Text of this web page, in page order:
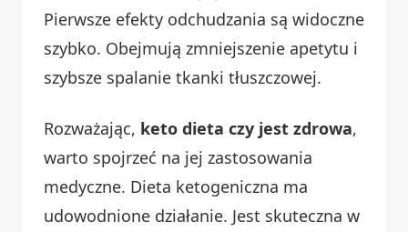
Pierwsze efekty odchudzania są widoczne
szybko. Obejmują zmniejszenie apetytu i
szybsze spalanie tkanki tłuszczowej.
Rozważając, keto dieta czy jest zdrowa,
warto spojrzeć na jej zastosowania
medyczne. Dieta ketogeniczna ma
udowodnione działanie. Jest skuteczna w